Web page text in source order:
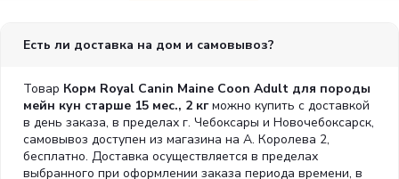
Серосодержащие аминокислоты,
витамины, жирные кислоты Омега 3 и
Омега 6 обеспечивают здоровье кожи и
шерсти
Есть ли доставка на дом и самовывоз?
Товар Корм Royal Canin Maine Coon Adult для породы
мейн кун старше 15 мес., 2 кгможно купить с доставкой
в день заказа, в пределах г. Чебоксары и Новочебоксарск,
самовывоз доступен из магазина на А. Королева 2,
бесплатно. Доставка осуществляется в пределах
выбранного при оформлении заказа периода времени, в